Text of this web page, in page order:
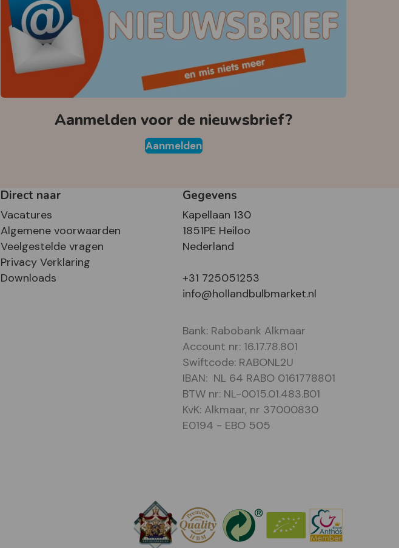
Aanmelden voor de nieuwsbrief?
Aanmelden
Direct naar
Vacatures
Algemene voorwaarden
Veelgestelde vragen
Privacy Verklaring
Downloads
Gegevens
Kapellaan 130
1851PE Heiloo
Nederland
+31 725051253
info@hollandbulbmarket.nl
Bank: Rabobank Alkmaar
Account nr: 16.17.78.801
Swiftcode: RABONL2U
IBAN: NL 64 RABO 0161778801
BTW nr: NL-0015.01.483.B01
KvK: Alkmaar, nr 37000830
E0194 - EBO 505